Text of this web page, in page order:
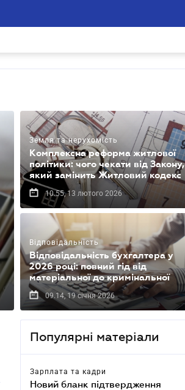
Земля та нерухомість
Комплексна реформа житлової
політики: чого чекати від Закону,
який замінить Житловий кодекс
10.55, 13 лютого 2026
Відповідальність
Відповідальність бухгалтера у
2026 році: повний гід від
матеріальної до кримінальної
09.14, 19 січня 2026
Популярні матеріали
Зарплата та кадри
Новий бланк підтвердження